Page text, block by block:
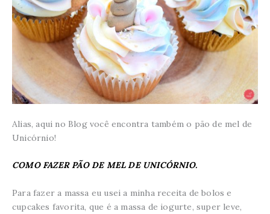
Alias, aqui no Blog você encontra também o pão de mel de
Unicórnio!
COMO FAZER PÃO DE MEL DE UNICÓRNIO.
Para fazer a massa eu usei a minha receita de bolos e
cupcakes favorita, que é a massa de iogurte, super leve,